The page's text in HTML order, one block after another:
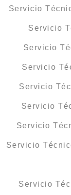
Servicio
Servicio
Servicio
Servicio
Servicio
Servicio
Servicio
Servicio
Servicio